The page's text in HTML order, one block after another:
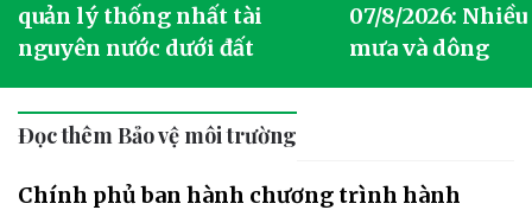
quản lý thống nhất tài
nguyên nước dưới đất
07/8/2026:
mưa và dông
Đọc thêm Bảo vệ môi trường
Chính phủ ban hành chương trình hành